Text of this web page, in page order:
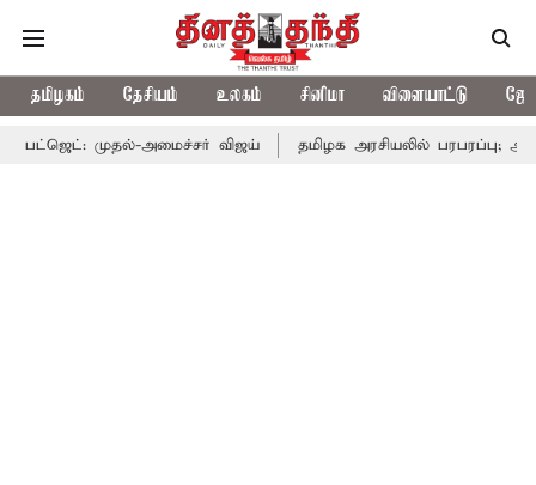
தமிழகம் தேசியம் உலகம் சினிமா விளையாட்டு
அமைச்சர் விஜய் தமிழக அரசியலில் பரபரப்பு; அமைச்சர்